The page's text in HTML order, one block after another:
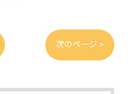
次のページ >